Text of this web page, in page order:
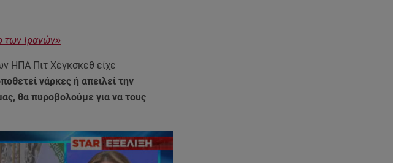
των Ιρανών»
ΗΠΑ Πιτ Χέγκσκεθ είχε
νάρκες ή απειλεί την
θα πυροβολούμε για να τους